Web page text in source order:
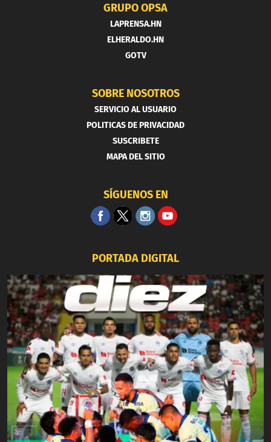
GRUPO OPSA
LAPRENSA.HN
ELHERALDO.HN
GOTV
SOBRE NOSOTROS
SERVICIO AL USUARIO
POLITICAS DE PRIVACIDAD
SUSCRIBETE
MAPA DEL SITIO
SÍGUENOS EN
PORTADA DIGITAL